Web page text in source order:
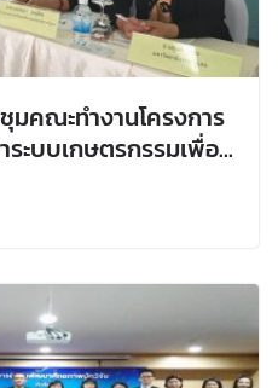
ม​คณะทำงาน​โครงการ​
ะบบ​เกษตรกรรม​เพื่อ​